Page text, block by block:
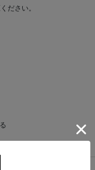
ださい。